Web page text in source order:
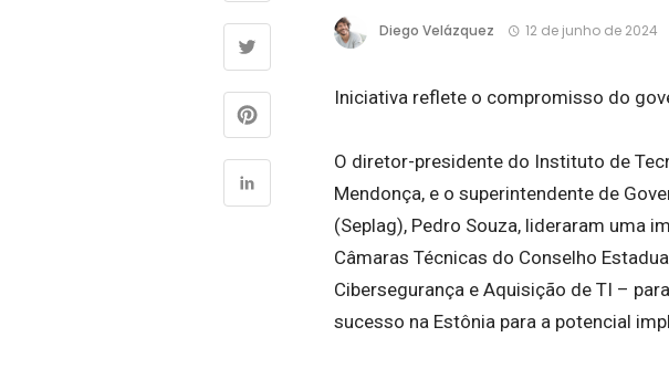
Diego Velázquez 12 de junho de 2024
Iniciativa reflete o compromisso do
O diretor-presidente do Instituto de
Mendonça, e o superintendente de
(Seplag), Pedro Souza, lideraram uma
Câmaras Técnicas do Conselho
Cibersegurança e Aquisição de TI –
sucesso na Estônia para a potencial